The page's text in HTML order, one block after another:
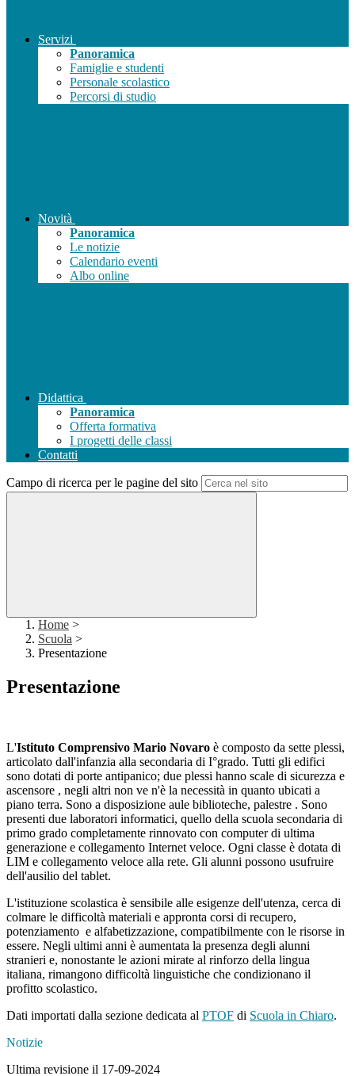
Servizi
Panoramica
Famiglie e studenti
Personale scolastico
Percorsi di studio
Novità
Panoramica
Le notizie
Calendario eventi
Albo online
Didattica
Panoramica
Offerta formativa
I progetti delle classi
Contatti
Campo di ricerca per le pagine del sito
Home >
Scuola >
Presentazione
Presentazione
L'Istituto Comprensivo Mario Novaro è composto da sette plessi,
articolato dall'infanzia alla secondaria di I°grado. Tutti gli edifici
sono dotati di porte antipanico; due plessi hanno scale di sicurezza e
ascensore , negli altri non ve n'è la necessità in quanto ubicati a
piano terra. Sono a disposizione aule biblioteche, palestre . Sono
presenti due laboratori informatici, quello della scuola secondaria di
primo grado completamente rinnovato con computer di ultima
generazione e collegamento Internet veloce. Ogni classe è dotata di
LIM e collegamento veloce alla rete. Gli alunni possono usufruire
dell'ausilio del tablet.
L'istituzione scolastica è sensibile alle esigenze dell'utenza, cerca di
colmare le difficoltà materiali e appronta corsi di recupero,
potenziamento e alfabetizzazione, compatibilmente con le risorse in
essere. Negli ultimi anni è aumentata la presenza degli alunni
stranieri e, nonostante le azioni mirate al rinforzo della lingua
italiana, rimangono difficoltà linguistiche che condizionano il
profitto scolastico.
Dati importati dalla sezione dedicata al PTOF di Scuola in Chiaro.
Notizie
Ultima revisione il 17-09-2024